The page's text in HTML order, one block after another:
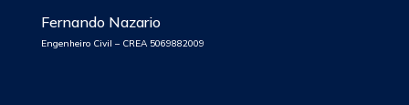
Fernando Nazario
Engenheiro Civil – CREA 5069882009